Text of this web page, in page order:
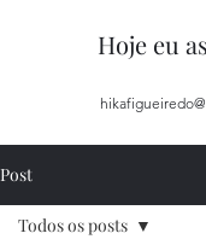
Hoje eu
Post
Todos os posts